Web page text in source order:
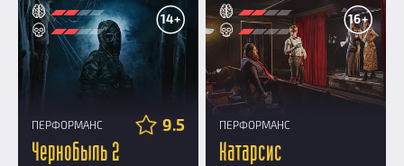
14+
ПЕРФОРМАНС 9.5
Чернобыль 2
16+
ПЕРФОРМАНС
Катарсис